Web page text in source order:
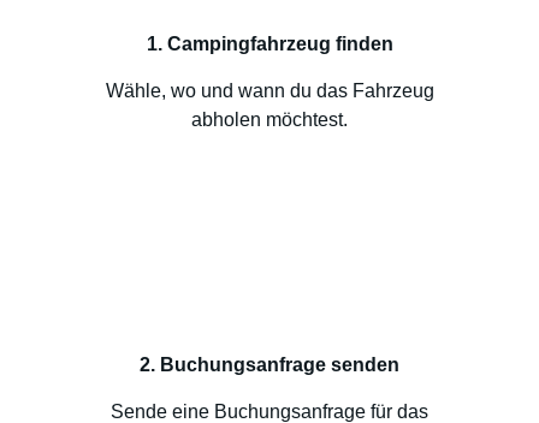
1. Campingfahrzeug finden
Wähle, wo und wann du das Fahrzeug
abholen möchtest.
2. Buchungsanfrage senden
Sende eine Buchungsanfrage für das